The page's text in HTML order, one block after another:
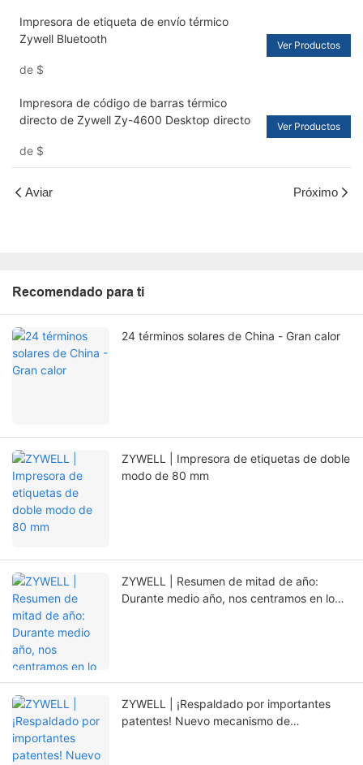
Impresora de etiqueta de envío térmico
Zywell Bluetooth
de $
Ver Productos
Impresora de código de barras térmico
directo de Zywell Zy-4600 Desktop directo
de $
Ver Productos
Aviar Próximo
Recomendado para ti
24 términos solares de China - Gran calor
ZYWELL | Impresora de etiquetas de doble
modo de 80 mm
ZYWELL | Resumen de mitad de año:
Durante medio año, nos centramos en lo
ZYWELL | ¡Respaldado por importantes
patentes! Nuevo mecanismo de